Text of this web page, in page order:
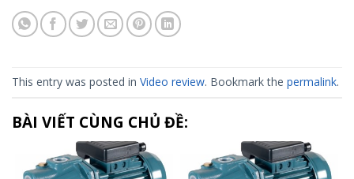
This entry was posted in Video review. Bookmark the permalink.
BÀI VIẾT CÙNG CHỦ ĐỀ: